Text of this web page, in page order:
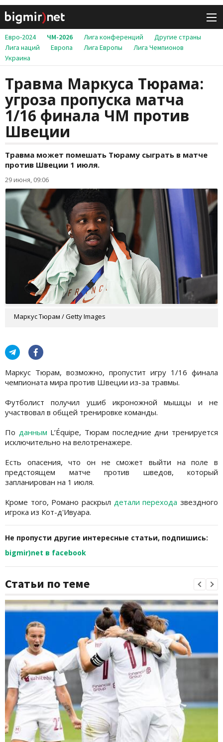
Евро-2024 ЧМ-2026 Лига конференций
Другие страны
Лига наций
Европа Лига Европы
Лига Чемпионов
Украина
Травма Маркуса Тюрама:
угроза пропуска матча
1/16 финала ЧМ против
Швеции
Травма может помешать Тюраму сыграть в матче
против Швеции 1 июля.
29 июня, 09:06
Маркус Тюрам / Getty Images
Маркус Тюрам, возможно, пропустит игру 1/16 финала
чемпионата мира против Швеции из-за травмы.
Футболист получил ушиб икроножной мышцы и не
участвовал в общей тренировке команды.
По данным L’Équipe, Тюрам последние дни тренируется
исключительно на велотренажере.
Есть опасения, что он не сможет выйти на поле в
предстоящем матче против шведов, который
запланирован на 1 июля.
Кроме того, Романо раскрыл детали перехода звездного
игрока из Кот-д'Ивуара.
Не пропусти другие интересные статьи, подпишись:
bigmir)net в facebook
Статьи по теме